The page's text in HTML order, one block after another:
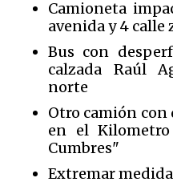
Camioneta
avenida y 4 calle
Bus con
calzada Raúl
norte
Otro camión con
en el
Cumbres"
Extremar